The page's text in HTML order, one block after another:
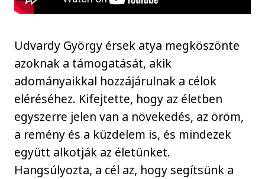
Udvardy György érsek atya megköszönte
azoknak a támogatását, akik
adományaikkal hozzájárulnak a célok
eléréséhez. Kifejtette, hogy az életben
egyszerre jelen van a növekedés, az öröm,
a remény és a küzdelem is, és mindezek
együtt alkotják az életünket.
Hangsúlyozta, a cél az, hogy segítsünk a